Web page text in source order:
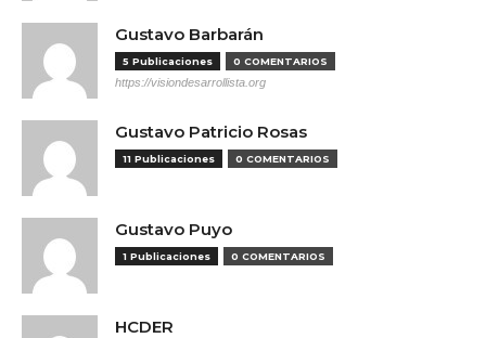
Gustavo Barbarán
5 Publicaciones 0 COMENTARIOS
https://visiondesarrollista.org
Gustavo Patricio Rosas
11 Publicaciones 0 COMENTARIOS
Gustavo Puyo
1 Publicaciones 0 COMENTARIOS
HCDER